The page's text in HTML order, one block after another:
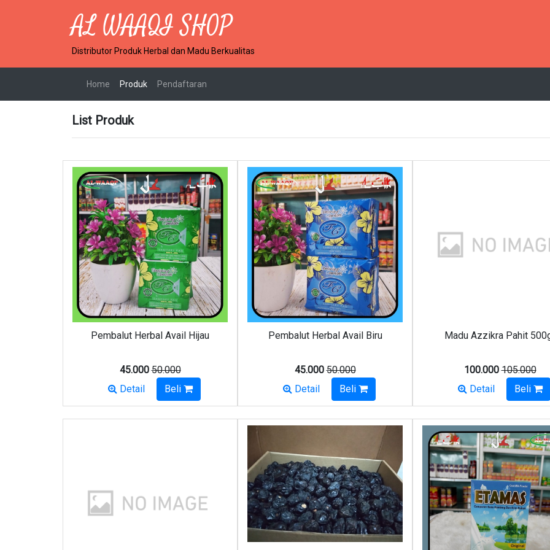
AL WAAQI SHOP
Distributor Produk Herbal dan Madu Berkualitas
Home (current)
Produk Pendaftaran
List Produk
Pembalut Herbal Avail Hijau
45.00050.000
Detail
Beli
Pembalut Herbal Avail Biru
45.00050.000
Detail
Beli
Madu Azzikra Pahit
100.000105.000
Detail
Beli